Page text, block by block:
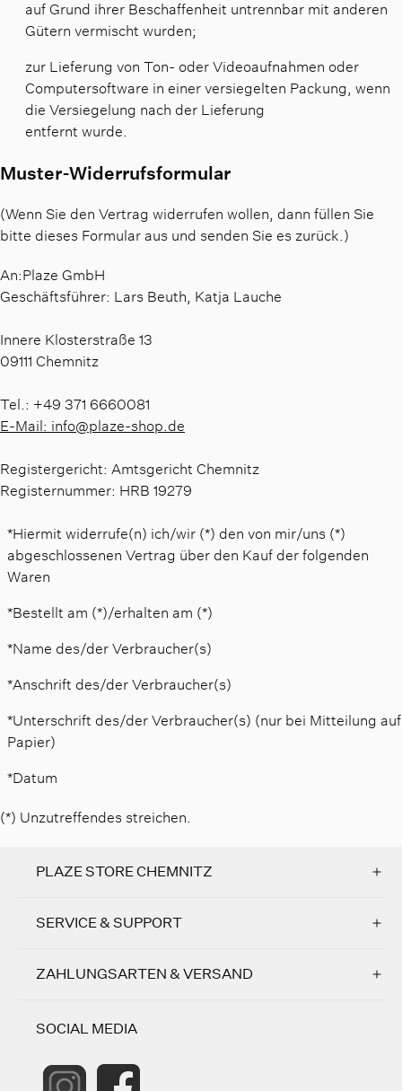
auf Grund ihrer Beschaffenheit untrennbar mit anderen
Gütern vermischt wurden;
zur Lieferung von Ton- oder Videoaufnahmen oder
Computersoftware in einer versiegelten Packung, wenn
die Versiegelung nach der Lieferung
entfernt wurde.
Muster-Widerrufsformular
(Wenn Sie den Vertrag widerrufen wollen, dann füllen Sie
bitte dieses Formular aus und senden Sie es zurück.)
An:Plaze GmbH
Geschäftsführer: Lars Beuth, Katja Lauche
Innere Klosterstraße 13
09111 Chemnitz
Tel.: +49 371 6660081
E-Mail: info@plaze-shop.de
Registergericht: Amtsgericht Chemnitz
Registernummer: HRB 19279
*Hiermit widerrufe(n) ich/wir (*) den von mir/uns (*)
abgeschlossenen Vertrag über den Kauf der folgenden
Waren
*Bestellt am (*)/erhalten am (*)
*Name des/der Verbraucher(s)
*Anschrift des/der Verbraucher(s)
*Unterschrift des/der Verbraucher(s) (nur bei Mitteilung auf
Papier)
*Datum
(*) Unzutreffendes streichen.
PLAZE STORE CHEMNITZ
SERVICE & SUPPORT
ZAHLUNGSARTEN & VERSAND
SOCIAL MEDIA